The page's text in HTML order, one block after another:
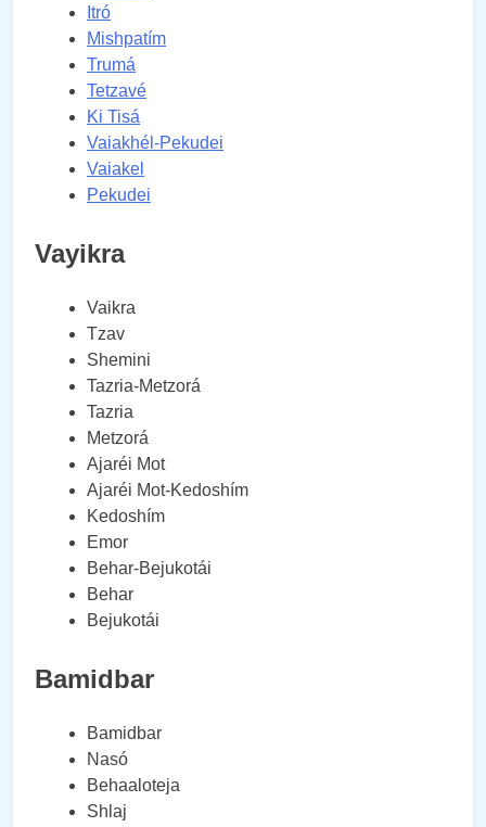
Itró
Mishpatím
Trumá
Tetzavé
Ki Tisá
Vaiakhél-Pekudei
Vaiakel
Pekudei
Vayikra
Vaikra
Tzav
Shemini
Tazria-Metzorá
Tazria
Metzorá
Ajaréi Mot
Ajaréi Mot-Kedoshím
Kedoshím
Emor
Behar-Bejukotái
Behar
Bejukotái
Bamidbar
Bamidbar
Nasó
Behaaloteja
Shlaj